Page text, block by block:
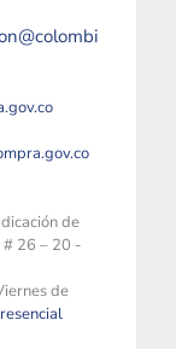
de
26 – 20 -
de